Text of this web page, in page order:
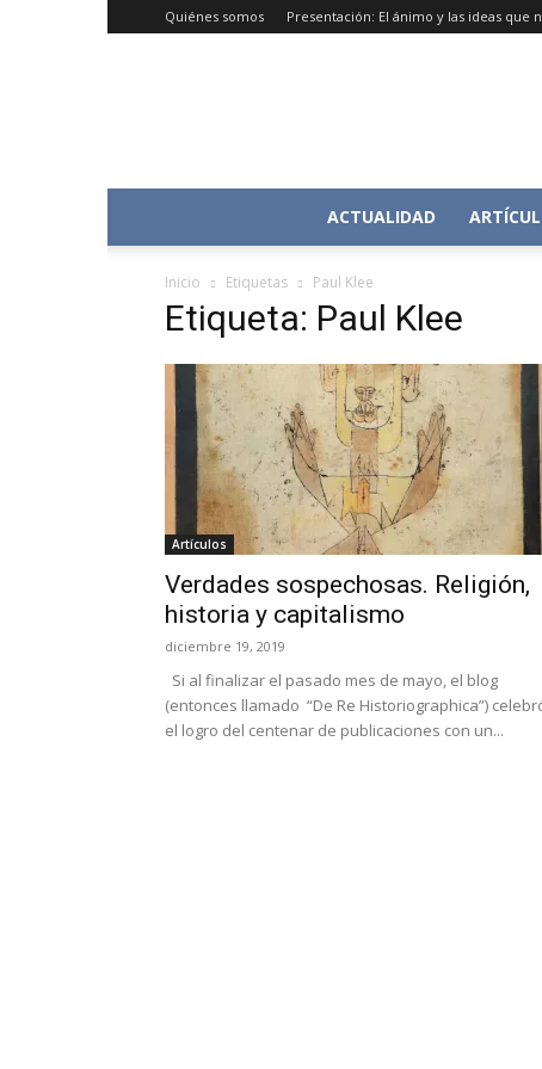
Quiénes somos Presentación: El ánimo y las ideas que
ACTUALIDAD
Inicio Etiquetas Paul Klee
Etiqueta: Paul Klee
Artículos
Verdades sospechosas. Religión,
historia y capitalismo
diciembre 19, 2019
Si al finalizar el pasado mes de mayo, el blog
(entonces llamado “De Re Historiographica”)
el logro del centenar de publicaciones con un...